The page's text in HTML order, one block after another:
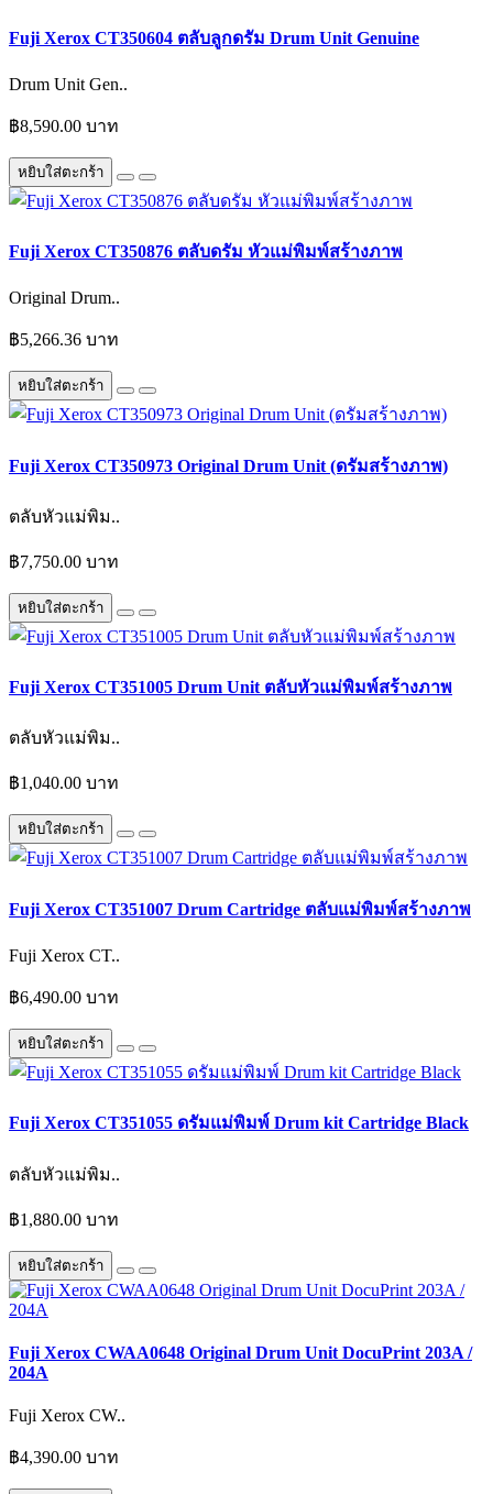
Fuji Xerox CT350604 ตลับลูกดรัม Drum Unit Genuine
Drum Unit Gen..
฿8,590.00 บาท
หยิบใส่ตะกร้า
Fuji Xerox CT350876 ตลับดรัม หัวแม่พิมพ์สร้างภาพ
Original Drum..
฿5,266.36 บาท
หยิบใส่ตะกร้า
Fuji Xerox CT350973 Original Drum Unit (ดรัมสร้างภาพ)
ตลับหัวแม่พิม..
฿7,750.00 บาท
หยิบใส่ตะกร้า
Fuji Xerox CT351005 Drum Unit ตลับหัวแม่พิมพ์สร้างภาพ
ตลับหัวแม่พิม..
฿1,040.00 บาท
หยิบใส่ตะกร้า
Fuji Xerox CT351007 Drum Cartridge ตลับแม่พิมพ์สร้างภาพ
Fuji Xerox CT..
฿6,490.00 บาท
หยิบใส่ตะกร้า
Fuji Xerox CT351055 ดรัมแม่พิมพ์ Drum kit Cartridge Black
ตลับหัวแม่พิม..
฿1,880.00 บาท
หยิบใส่ตะกร้า
Fuji Xerox CWAA0648 Original Drum Unit DocuPrint 203A /
204A
Fuji Xerox CW..
฿4,390.00 บาท